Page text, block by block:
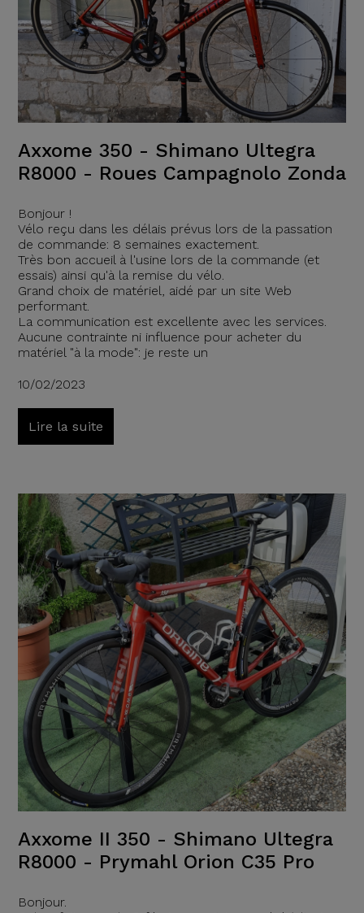
Axxome 350 - Shimano Ultegra
R8000 - Roues Campagnolo Zonda
Bonjour !
Vélo reçu dans les délais prévus lors de la passation
de commande: 8 semaines exactement.
Très bon accueil à l'usine lors de la commande (et
essais) ainsi qu'à la remise du vélo.
Grand choix de matériel, aidé par un site Web
performant.
La communication est excellente avec les services.
Aucune contrainte ni influence pour acheter du
matériel "à la mode": je reste un
10/02/2023
Lire la suite
Axxome II 350 - Shimano Ultegra
R8000 - Prymahl Orion C35 Pro
Bonjour.